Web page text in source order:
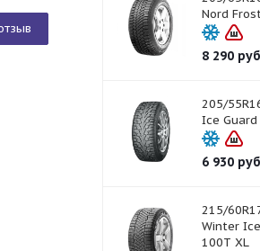
Nord
8 290
205/
Ice
6 930
215/
Winter
100T XL